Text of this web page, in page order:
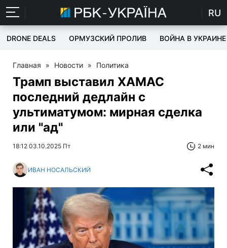
RU
DRONE DEALS ОРМУЗСКИЙ ПРОЛИВ ВОЙНА В УКРАИНЕ
Главная » Новости » Политика
Трамп выставил ХАМАС
последний дедлайн с
ультиматумом: мирная сделка
или "ад"
18:12 03.10.2025 Пт 2 мин
ИВАН НОСАЛЬСКИЙ